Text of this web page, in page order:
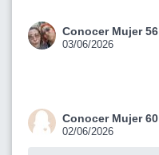
Conocer Mujer 56
03/06/2026
Conocer Mujer 60
02/06/2026